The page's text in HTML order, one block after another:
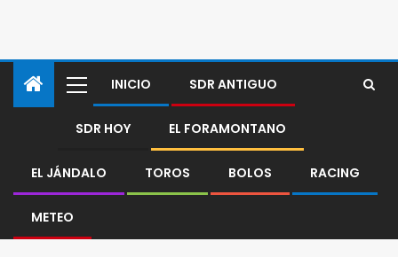
INICIO SDR ANTIGUO
SDR HOY EL FORAMONTANO
EL JÁNDALO TOROS BOLOS RACING
METEO